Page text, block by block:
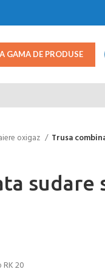
GAMA DE PRODUSE
oxigaz Trusa
sudare
20